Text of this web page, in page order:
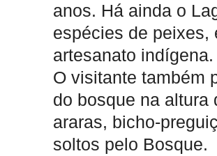
anos. Há ainda o
espécies de peixes,
artesanato indígena.
O visitante também
do bosque na altura
araras, bicho-
soltos pelo Bosque.